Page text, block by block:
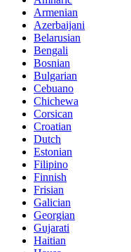
Armenian
Azerbaijani
Belarusian
Bengali
Bosnian
Bulgarian
Cebuano
Chichewa
Corsican
Croatian
Dutch
Estonian
Filipino
Finnish
Frisian
Galician
Georgian
Gujarati
Haitian